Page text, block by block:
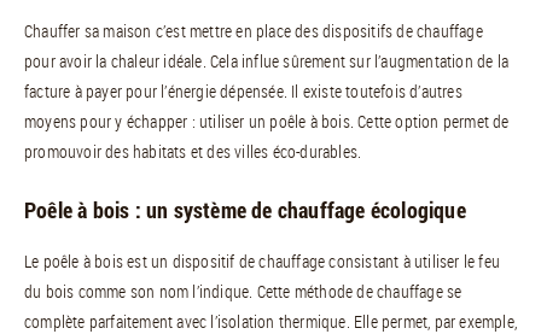
Chauffer sa maison c’est mettre en place des dispositifs de chauffage
pour avoir la chaleur idéale. Cela influe sûrement sur l’augmentation de la
facture à payer pour l’énergie dépensée. Il existe toutefois d’autres
moyens pour y échapper : utiliser un poêle à bois. Cette option permet de
promouvoir des habitats et des villes éco-durables.
Poêle à bois : un système de chauffage écologique
Le poêle à bois est un dispositif de chauffage consistant à utiliser le feu
du bois comme son nom l’indique. Cette méthode de chauffage se
complète parfaitement avec l’isolation thermique. Elle permet, par exemple,